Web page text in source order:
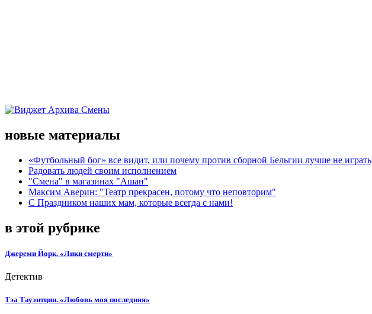
новые материалы
«Футбольный бог» все видит, или почему против сборной Бельгии лучше не играть
Радовать людей своим исполнением
"Смена" в магазинах "Ашан"
Максим Аверин: "Театр прекрасен, потому что неповторим"
С Праздником наших мам, которые всегда с нами!
в этой рубрике
Джереми Йорк. «Лики смерти»
Детектив
Тэа Тауэнтцин. «Любовь моя последняя»